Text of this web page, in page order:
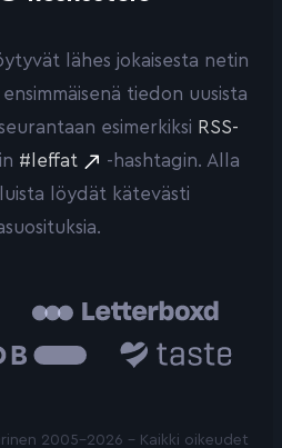
lähes jokaisesta netin
tiedon uusista
esimerkiksi RSS-
#leffat
-hashtagin. Alla
löydät kätevästi
2005-2026 - Kaikki oikeudet